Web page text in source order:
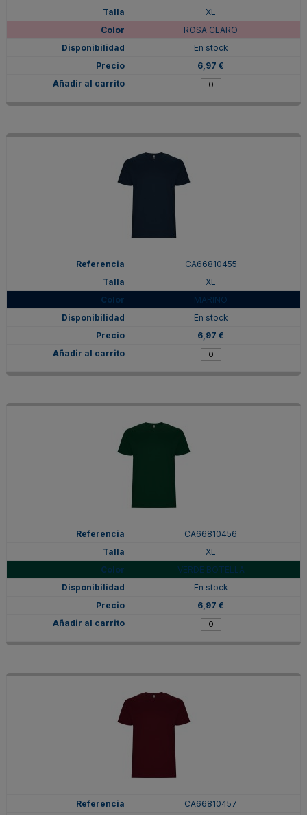
XL
ROSA CLARO
En stock
6,97 €
CA66810455
XL
MARINO
En stock
6,97 €
CA66810456
XL
VERDE BOTELLA
En stock
6,97 €
CA66810457